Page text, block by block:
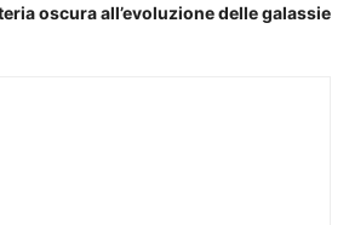
oscura all’evoluzione delle galassie